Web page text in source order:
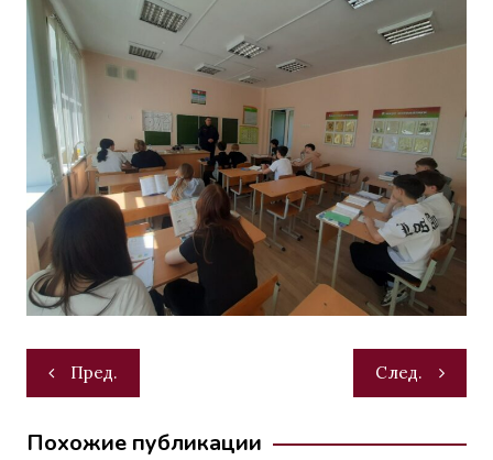
Навигация
по
записям
Пред. След.
Похожие публикации